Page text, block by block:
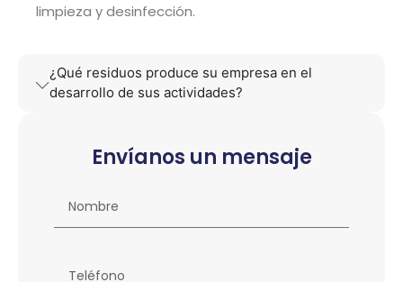
limpieza y desinfección.
¿Qué residuos produce su empresa en el
desarrollo de sus actividades?
Envíanos un mensaje